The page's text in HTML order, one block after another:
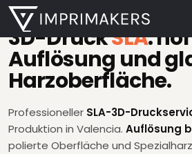
3D-DruckSLA:
Auflösung und
Harzoberfläche.
Professioneller SLA-3D-
Produktion in Valencia. Auflösung
polierte Oberfläche und